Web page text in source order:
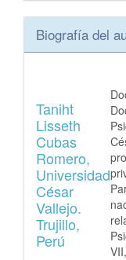
Biografía del
Taniht
Lisseth
Cubas
Romero,
Universidad
César
Vallejo.
Trujillo,
Perú